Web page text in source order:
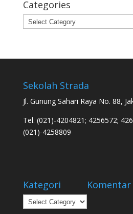
Categories
Categories
Sekolah Strada
Jl. Gunung Sahari Raya No. 88,
Tel. (021)-4204821; 4256572;
(021)-4258809
Kategori
Kategori
Komentar